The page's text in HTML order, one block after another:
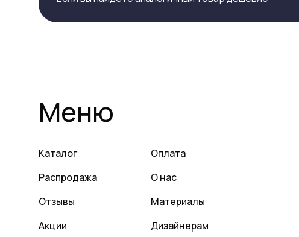
Меню
Каталог
Распродажа
Отзывы
Акции
Оплата
О нас
Материалы
Дизайнерам